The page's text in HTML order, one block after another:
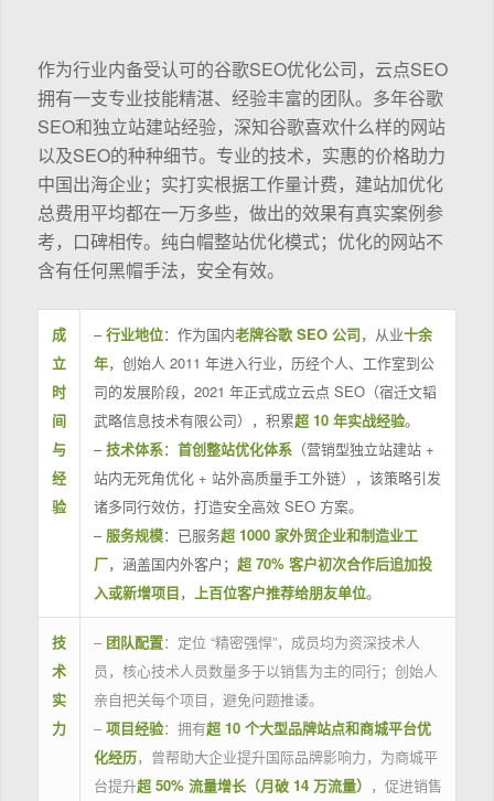
作为行业内备受认可的谷歌SEO优化公司，云点SEO
拥有一支专业技能精湛、经验丰富的团队。多年谷歌
SEO和独立站建站经验，深知谷歌喜欢什么样的网站
以及SEO的种种细节。专业的技术，实惠的价格助力
中国出海企业；实打实根据工作量计费，建站加优化
总费用平均都在一万多些，做出的效果有真实案例参
考，口碑相传。纯白帽整站优化模式；优化的网站不
含有任何黑帽手法，安全有效。
成
立
时
间
与
经
验
–行业地位：作为国内老牌谷歌 SEO 公司，从业十余
年，创始人 2011 年进入行业，历经个人、工作室到公
司的发展阶段，2021 年正式成立云点 SEO（宿迁文韬
武略信息技术有限公司），积累超 10 年实战经验。
–技术体系： 首创整站优化体系（营销型独立站建站 +
站内无死角优化 + 站外高质量手工外链），该策略引发
诸多同行效仿，打造安全高效 SEO 方案。
– 服务规模：已服务超 1000 家外贸企业和制造业工
厂，涵盖国内外客户； 超 70% 客户初次合作后追加投
入或新增项目， 上百位客户推荐给朋友单位。
技
术
实
力
– 团队配置：定位 “精密强悍”，成员均为资深技术人
员，核心技术人员数量多于以销售为主的同行；创始人
亲自把关每个项目，避免问题推诿。
– 项目经验：拥有超 10 个大型品牌站点和商城平台优
化经历，曾帮助大企业提升国际品牌影响力，为商城平
台提升超 50% 流量增长（月破 14 万流量） ，促进销售